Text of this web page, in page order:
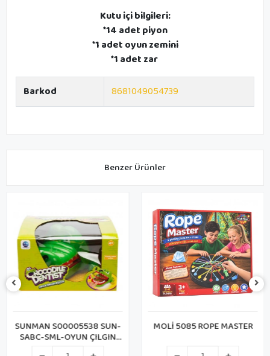
Kutu içi bilgileri:
*14 adet piyon
*1 adet oyun zemini
*1 adet zar
Barkod 8681049054739
Benzer Ürünler
SUNMAN S00005538 SUN-
SABC-SML-OYUN ÇILGIN
TİMSAH DİŞÇİDE
MOLİ 5085 ROPE MASTER